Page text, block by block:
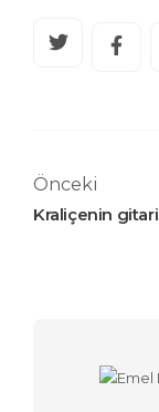
Önceki
Kraliçenin